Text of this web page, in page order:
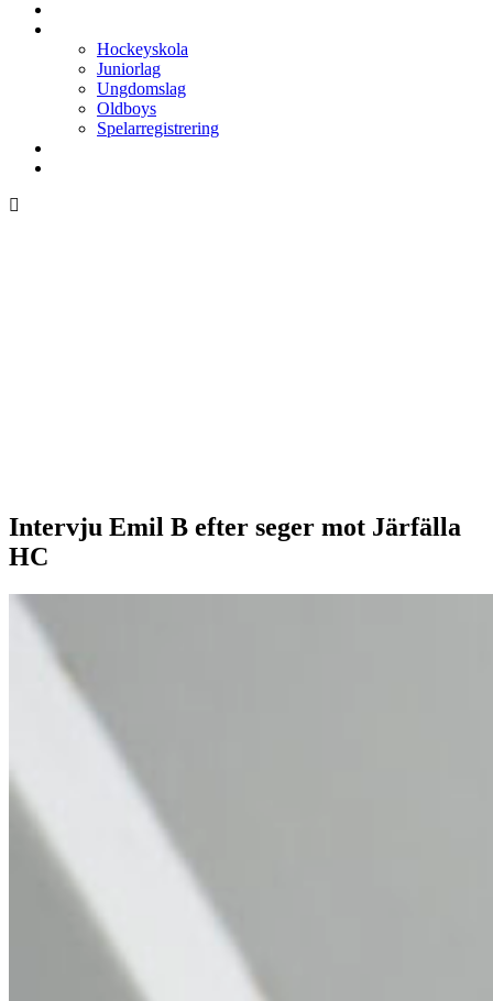
Hockeyskola
Juniorlag
Ungdomslag
Oldboys
Spelarregistrering
Intervju Emil B efter seger mot Järfälla
HC